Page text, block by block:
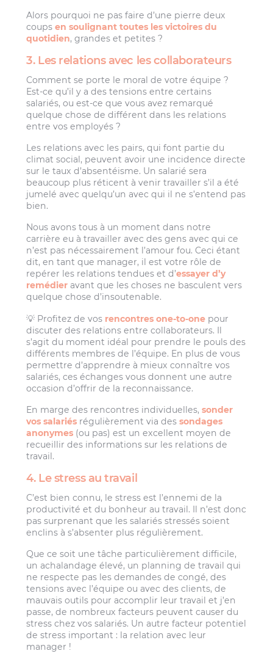
Alors pourquoi ne pas faire d’une pierre deux
coupsen soulignant toutes les victoires du
quotidien, grandes et petites ?
3. Les relations avec les collaborateurs
Comment se porte le moral de votre équipe ?
Est-ce qu’il y a des tensions entre certains
salariés, ou est-ce que vous avez remarqué
quelque chose de différent dans les relations
entre vos employés ?
Les relations avec les pairs, qui font partie du
climat social, peuvent avoir une incidence directe
sur le taux d’absentéisme. Un salarié sera
beaucoup plus réticent à venir travailler s’il a été
jumelé avec quelqu’un avec qui il ne s’entend pas
bien.
Nous avons tous à un moment dans notre
carrière eu à travailler avec des gens avec qui ce
n’est pas nécessairement l’amour fou. Ceci étant
dit, en tant que manager, il est votre rôle de
repérer les relations tendues et d’essayer d’y
remédier avant que les choses ne basculent vers
quelque chose d’insoutenable.
💡 Profitez de vos rencontres one-to-one pour
discuter des relations entre collaborateurs. Il
s’agit du moment idéal pour prendre le pouls des
différents membres de l’équipe. En plus de vous
permettre d’apprendre à mieux connaître vos
salariés, ces échanges vous donnent une autre
occasion d’offrir de la reconnaissance.
En marge des rencontres individuelles,sonder
vos salariés régulièrement via dessondages
anonymes (ou pas) est un excellent moyen de
recueillir des informations sur les relations de
travail.
4. Le stress au travail
C’est bien connu, le stress est l’ennemi de la
productivité et du bonheur au travail. Il n’est donc
pas surprenant que les salariés stressés soient
enclins à s’absenter plus régulièrement.
Que ce soit une tâche particulièrement difficile,
un achalandage élevé, un planning de travail qui
ne respecte pas les demandes de congé, des
tensions avec l’équipe ou avec des clients, de
mauvais outils pour accomplir leur travail et j’en
passe, de nombreux facteurs peuvent causer du
stress chez vos salariés. Un autre facteur potentiel
de stress important : la relation avec leur
manager !